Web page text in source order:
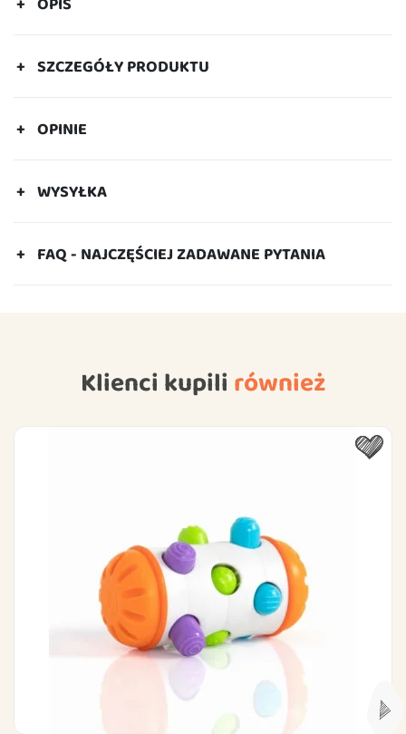
SZCZEGÓŁY PRODUKTU
OPINIE
WYSYŁKA
FAQ - NAJCZĘŚCIEJ ZADAWANE PYTANIA
Klienci kupili również